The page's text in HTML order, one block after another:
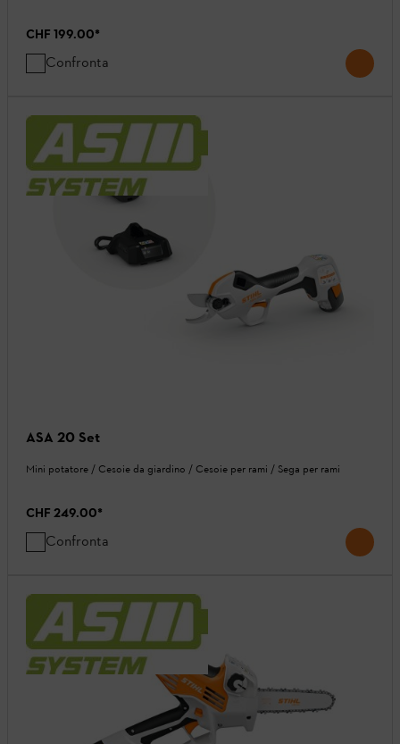
CHF 199.00*
Confronta
ASA 20 Set
Mini potatore / Cesoie da giardino / Cesoie per rami / Sega per rami
CHF 249.00*
Confronta